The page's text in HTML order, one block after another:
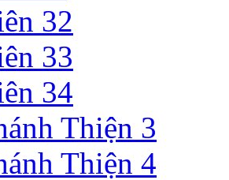
32
33
34
Thiện 3
Thiện 4